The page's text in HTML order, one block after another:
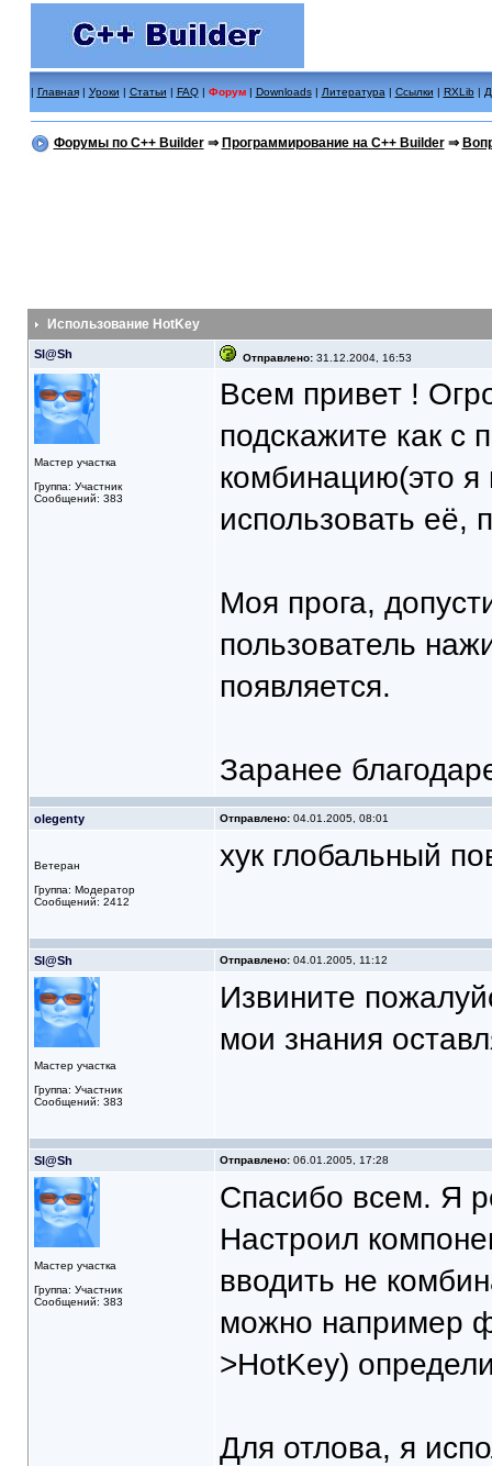
| Главная| Уроки | Статьи | FAQ| Форум | Downloads| Литература | Ссылки | RXLib |
Форумы по C++ Builder⇒ Программирование на C++ Builder⇒
Использование HotKey
Sl@Sh Отправлено:31.12.2004, 16:53
Мастер участка
Группа: Участник
Сообщений: 383
Всем привет !
подскажите как с
комбинацию(это
использовать её,
Моя прога,
пользователь
появляется.
Заранее
olegenty Отправлено:04.01.2005, 08:01
Ветеран
Группа: Модератор
Сообщений: 2412
хук глобальный
Sl@Sh Отправлено:04.01.2005, 11:12
Мастер участка
Группа: Участник
Сообщений: 383
Извините
мои знания
Sl@Sh Отправлено:06.01.2005, 17:28
Мастер участка
Группа: Участник
Сообщений: 383
Спасибо всем. Я
Настроил
вводить не
можно например
>HotKey)
Для отлова, я